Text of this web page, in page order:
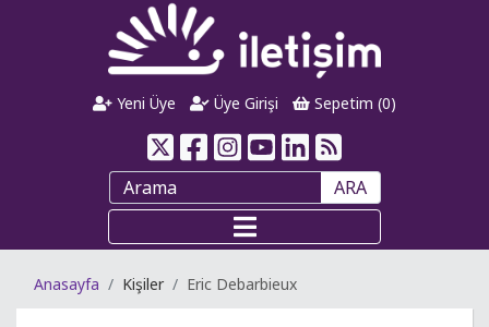
Yeni Üye Üye Girişi Sepetim (0)
ARA
Anasayfa Kişiler Eric Debarbieux